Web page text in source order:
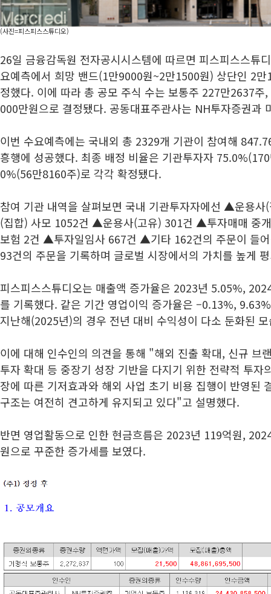
(사진=피스피스스튜디오)
26일 금융감독원 전자공시시스템에 따르면 피스피스스튜
요예측에서 희망 밴드(1만9000원~2만1500원) 상단인 2
정했다. 이에 따라 총 공모 주식 수는 보통주 227만2637
000만원으로 결정됐다. 공동대표주관사는 NH투자증권과
이번 수요예측에는 국내외 총 2329개 기관이 참여해
흥행에 성공했다. 최종 배정 비율은 기관투자자
0%(56만8160주)로 각각 확정됐다.
참여 기관 내역을 살펴보면 국내 기관투자자에선 ▲운용
(집합) 사모 1052건 ▲운용사(고유) 301건 ▲투자매매 중
보험 2건 ▲투자일임사 667건 ▲기타 162건의 주문이 들
93건의 주문을 기록하며 글로벌 시장에서의 가치를 높게
피스피스스튜디오는 매출액 증가율은 2023년 5.05%,
를 기록했다. 같은 기간 영업이익 증가율은 –0.13%,
지난해(2025년)의 경우 전년 대비 수익성이 다소 둔화된
이에 대해 인수인의 의견을 통해 "해외 진출 확대, 신규 브
투자 확대 등 중장기 성장 기반을 다지기 위한 전략적 투
장에 따른 기저효과와 해외 사업 초기 비용 집행이 반영된
구조는 여전히 견고하게 유지되고 있다"고 설명했다.
반면 영업활동으로 인한 현금흐름은 2023년 119억원,
원으로 꾸준한 증가세를 보였다.